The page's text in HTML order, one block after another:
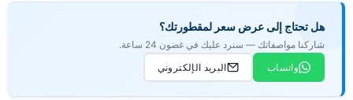
هل تحتاج إلى عرض سعر لمقطورتك؟
شاركنا مواصفاتك — سنرد عليك في غضون 24 ساعة.
واتساب
البريد الإلكتروني